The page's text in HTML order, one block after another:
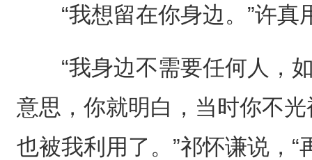
“我想留在你身边。”许真
“我身边不需要任何人，如
意思，你就明白，当时你不
也被我利用了。”祁怀谦说，